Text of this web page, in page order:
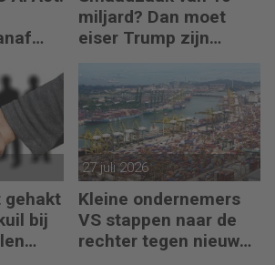
miljard? Dan moet
eiser Trump zijn
gehakt
bij
27 juli 2026
Kleine ondernemers
VS stappen naar de
rechter tegen nieuwe